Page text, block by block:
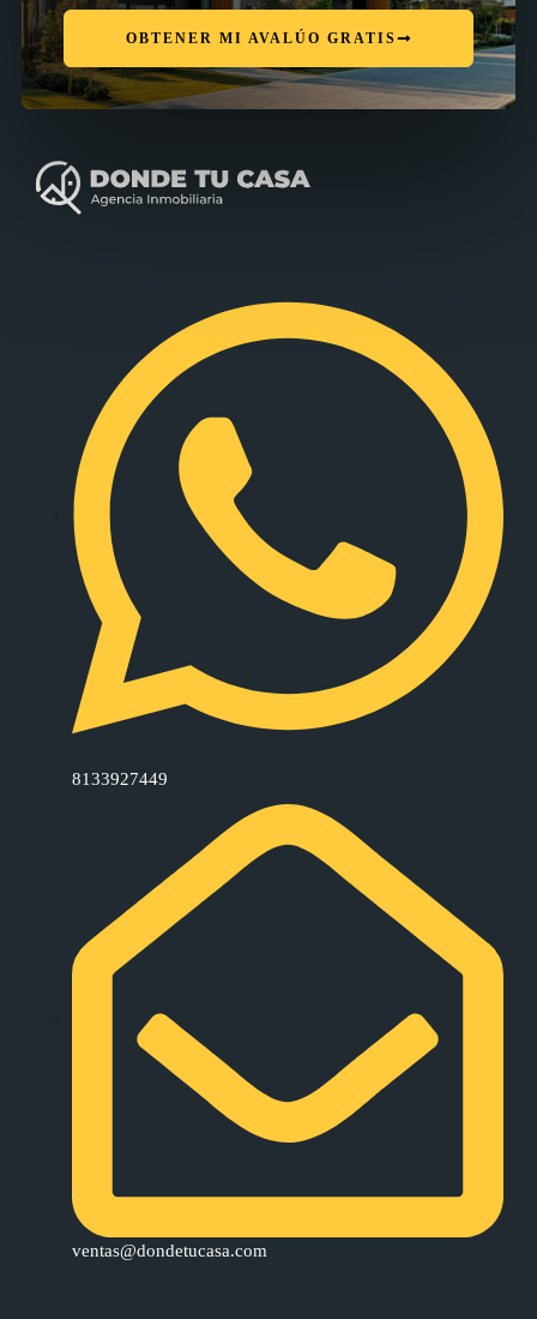
OBTENER MI AVALÚO GRATIS
8133927449
ventas@dondetucasa.com